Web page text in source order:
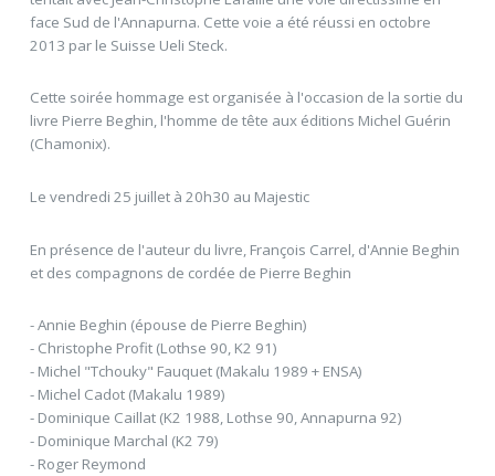
face Sud de l'Annapurna. Cette voie a été réussi en octobre
2013 par le Suisse Ueli Steck.
Cette soirée hommage est organisée à l'occasion de la sortie du
livre Pierre Beghin, l'homme de tête aux éditions Michel Guérin
(Chamonix).
Le vendredi 25 juillet à 20h30 au Majestic
En présence de l'auteur du livre, François Carrel, d'Annie Beghin
et des compagnons de cordée de Pierre Beghin
- Annie Beghin (épouse de Pierre Beghin)
- Christophe Profit (Lothse 90, K2 91)
- Michel "Tchouky" Fauquet (Makalu 1989 + ENSA)
- Michel Cadot (Makalu 1989)
- Dominique Caillat (K2 1988, Lothse 90, Annapurna 92)
- Dominique Marchal (K2 79)
- Roger Reymond